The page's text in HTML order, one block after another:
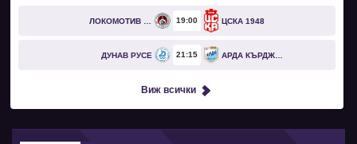
19 00 ЦСКА 1948
ДУНАВ РУСЕ 21 15 АРДА КЪРДЖАЛИ
Виж всички